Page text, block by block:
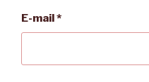
E-mail *